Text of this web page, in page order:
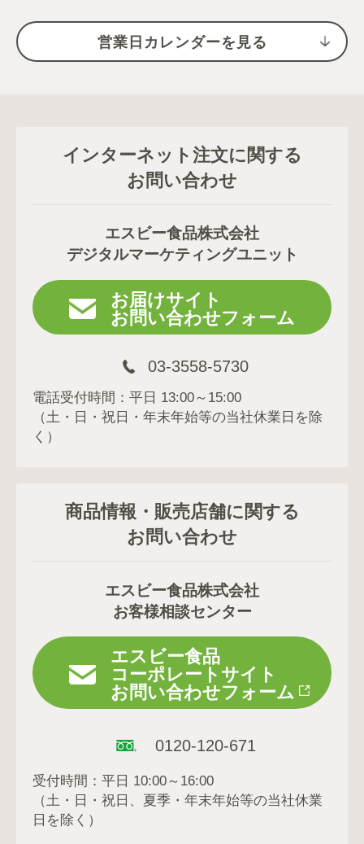
営業日カレンダーを見る
インターネット注文に関する
お問い合わせ
エスビー食品株式会社
デジタルマーケティングユニット
お届けサイト
お問い合わせフォーム
03-3558-5730
電話受付時間：平日 13:00～15:00
（土・日・祝日・年末年始等の当社休業日を除
く）
商品情報・販売店舗に関する
お問い合わせ
エスビー食品株式会社
お客様相談センター
エスビー食品
コーポレートサイト
お問い合わせフォーム
0120-120-671
受付時間：平日 10:00～16:00
（土・日・祝日、夏季・年末年始等の当社休業
日を除く）